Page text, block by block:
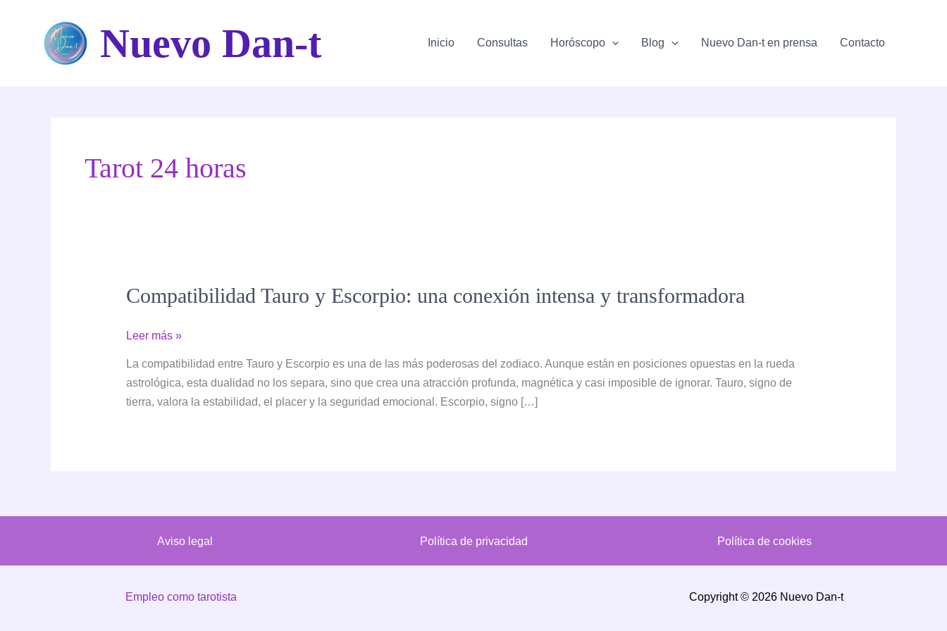
contenido
Nuevo Dan-t Inicio Consultas Horóscopo Blog Nuevo Dan-t en prensa Contacto
Tarot 24 horas
Compatibilidad Tauro y Escorpio: una conexión intensa y transformadora
Compatibilidad
Escorpio:
Leer más »
La compatibilidad entre Tauro y Escorpio es una de las más poderosas del zodiaco. Aunque están en posiciones opuestas en la rueda
astrológica, esta dualidad no los separa, sino que crea una atracción profunda, magnética y casi imposible de ignorar. Tauro, signo de
tierra, valora la estabilidad, el placer y la seguridad emocional. Escorpio, signo […]
Aviso legal Política de privacidad Política de cookies
Empleo como tarotista Copyright © 2026 Nuevo Dan-t